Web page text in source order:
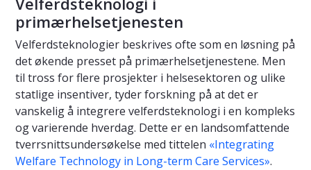
primærhelsetjenesten
Velferdsteknologier beskrives ofte som en løsning på
det økende presset på primærhelsetjenestene. Men
til tross for flere prosjekter i helsesektoren og ulike
statlige insentiver, tyder forskning på at det er
vanskelig å integrere velferdsteknologi i en kompleks
og varierende hverdag. Dette er en landsomfattende
tverrsnittsundersøkelse med tittelen «Integrating
Welfare Technology in Long-term Care Services».